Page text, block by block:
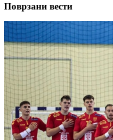
Поврзани вести